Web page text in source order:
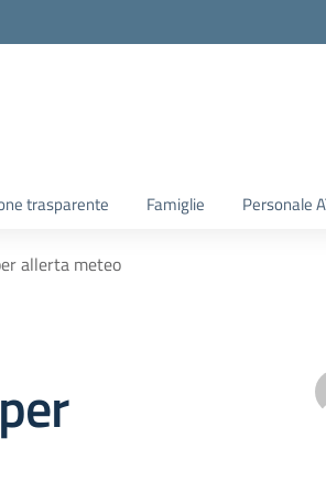
trasparente Famiglie Personale
allerta meteo